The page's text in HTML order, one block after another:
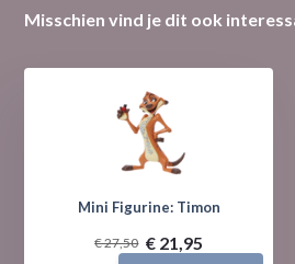
Misschien vind je dit ook
Mini Figurine: Timon
€ 27,50 € 21,95